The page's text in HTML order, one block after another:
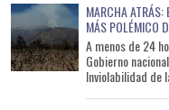
MARCHA ATRÁS:
MÁS POLÉMICO
A menos de 24
Gobierno
Inviolabilidad de